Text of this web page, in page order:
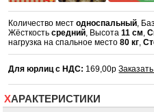
Количество местодноспальный,
Жёсткостьсредний, Высота11 см,
нагрузка на спальное место80 кг,
Для юрлиц с НДС: 169,00р
ХАРАКТЕРИСТИКИ